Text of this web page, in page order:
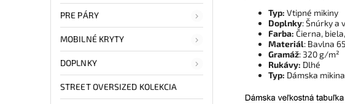
PRE PÁRY
MOBILNÉ KRYTY
DOPLNKY
STREET OVERSIZED KOLEKCIA
Typ: Vtipné mikiny
Doplnky: Šnúrky a
Farba: Čierna,
Materiál: Bavlna
Gramáž: 320 g/m²
Rukávy: Dlhé
Typ: Dámska